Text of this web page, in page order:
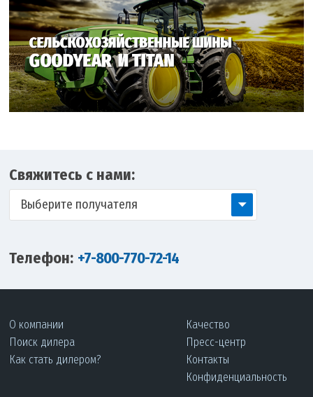
Свяжитесь с нами:
Выберите получателя
Телефон: +7-800-770-72-14
О компании
Поиск дилера
Как стать дилером?
Качество
Пресс-центр
Контакты
Конфиденциальность